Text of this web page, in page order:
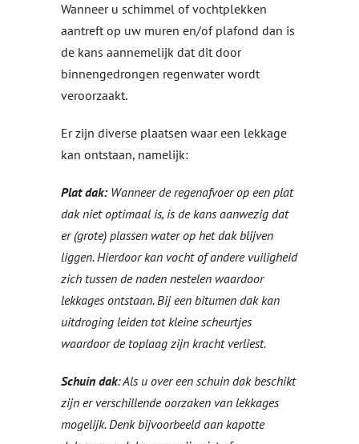
Wanneer u schimmel of vochtplekken
aantreft op uw muren en/of plafond dan is
de kans aannemelijk dat dit door
binnengedrongen regenwater wordt
veroorzaakt.
Er zijn diverse plaatsen waar een lekkage
kan ontstaan, namelijk:
Plat dak: Wanneer de regenafvoer op een plat
dak niet optimaal is, is de kans aanwezig dat
er (grote) plassen water op het dak blijven
liggen. Hierdoor kan vocht of andere vuiligheid
zich tussen de naden nestelen waardoor
lekkages ontstaan. Bij een bitumen dak kan
uitdroging leiden tot kleine scheurtjes
waardoor de toplaag zijn kracht verliest.
Schuin dak: Als u over een schuin dak beschikt
zijn er verschillende oorzaken van lekkages
mogelijk. Denk bijvoorbeeld aan kapotte